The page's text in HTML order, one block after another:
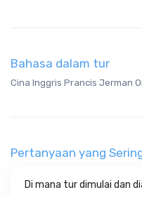
Bahasa dalam tur
Cina Inggris Prancis Jerman
Pertanyaan yang
Di mana tur dimulai dan